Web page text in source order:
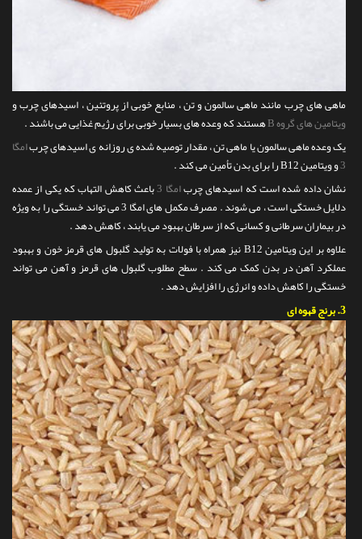
ماهی های چرب مانند ماهی سالمون و تن ، منابع خوبی از پروتئین ، اسیدهای چرب و
ویتامین های گروه B هستند که وعده های بسیار خوبی برای رژیم غذایی می باشند .
یک وعده ماهی سالمون یا ماهی تن ، مقدار توصیه شده ی روزانه ی اسیدهای چربامگا
3و ویتامین B12 را برای بدن تأمین می کند .
نشان داده شده است که اسیدهای چربامگا 3 باعث کاهش التهاب که یکی از عمده
دلایل خستگی است ، می شوند . مصرف مکمل های امگا 3 می تواند خستگی را به ویژه
در بیماران سرطانی و کسانی که از سرطان بهبود می یابند ، کاهش دهد .
علاوه بر این ویتامین B12 نیز همراه با فولات به تولید گلبول های قرمز خون و بهبود
عملکرد آهن در بدن کمک می کند . سطح مطلوب گلبول های قرمز و آهن می تواند
خستگی را کاهش داده و انرژی را افزایش دهد .
3. برنج قهوه ای